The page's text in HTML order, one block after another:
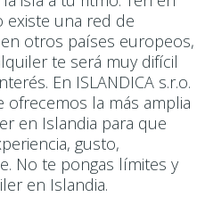
existe una red de
otros países europeos,
te será muy difícil
En ISLANDICA s.r.o.
ofrecemos la más amplia
en Islandia para que
gusto,
No te pongas límites y
en Islandia.